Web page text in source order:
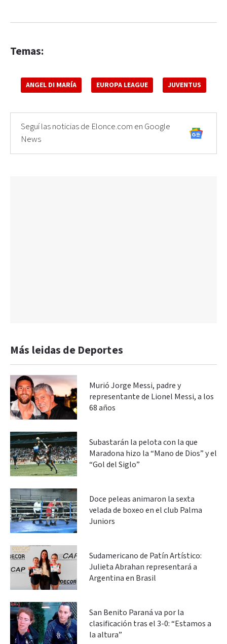
Temas:
ANGEL DI MARÍA EUROPA LEAGUE JUVENTUS
Seguí las noticias de Elonce.com en Google
News
Más leidas de Deportes
Murió Jorge Messi, padre y
representante de Lionel Messi, a los
68 años
Subastarán la pelota con la que
Maradona hizo la “Mano de Dios” y el
“Gol del Siglo”
Doce peleas animaron la sexta
velada de boxeo en el club Palma
Juniors
Sudamericano de Patín Artístico:
Julieta Abrahan representará a
Argentina en Brasil
San Benito Paraná va por la
clasificación tras el 3-0: “Estamos a
la altura”